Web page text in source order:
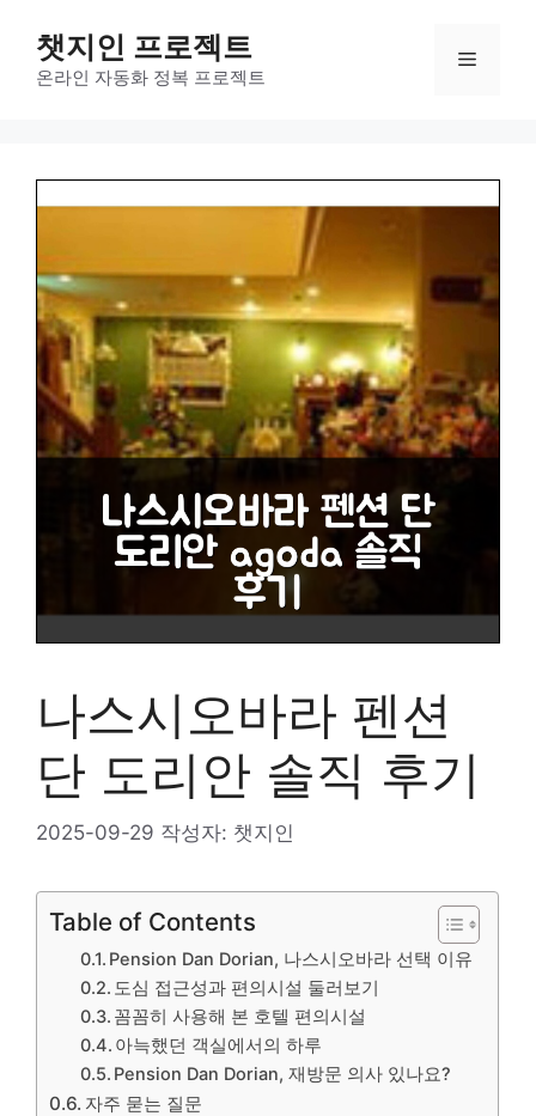
챗지인 프로젝트
온라인 자동화 정복 프로젝트
메
나스시오바라 펜션
단 도리안 솔직 후기
2025-09-29 작성자: 챗지인
Table of Contents
Pension Dan Dorian, 나스시오바라 선택 이유
도심 접근성과 편의시설 둘러보기
꼼꼼히 사용해 본 호텔 편의시설
아늑했던 객실에서의 하루
Pension Dan Dorian, 재방문 의사 있나요?
자주 묻는 질문